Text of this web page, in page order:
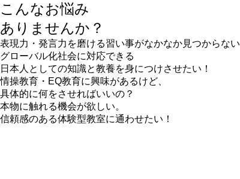
こんなお悩み
ありませんか？
表現力・発言力 を磨ける習い事がなかなか見つからない
グローバル化社会に対応できる
日本人としての知識と教養を身につけさせたい！
情操教育・EQ教育に興味があるけど、
具体的に何をさせればいいの？
本物に触れる機会が欲しい。
信頼感のある体験型教室に通わせたい！